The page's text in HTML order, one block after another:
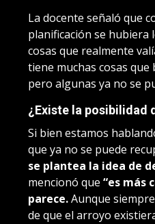
La docente señaló que
planificación se hubiera
cosas que realmente
tiene muchas cosas
pero algunas ya no se
¿Existe la posibilidad
Si bien estamos
que ya no se puede
se plantea la idea de
mencionó que “es más
parece.Aunque
de que el arroyo